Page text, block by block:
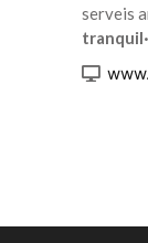
serveis